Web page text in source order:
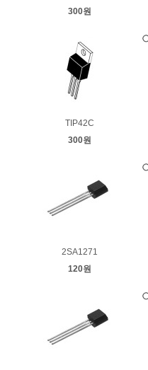
300원
TIP42C
300원
2SA1271
120원